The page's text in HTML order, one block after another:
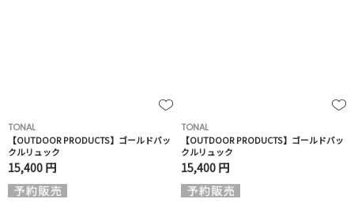
TONAL
【OUTDOOR PRODUCTS】ゴールドバッ
クルリュック
15,400 円
TONAL
【OUTDOOR PRODUCTS】ゴールドバッ
クルリュック
15,400 円